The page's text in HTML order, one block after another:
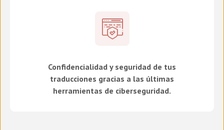
Confidencialidad y seguridad de tus
traducciones gracias a las últimas
herramientas de ciberseguridad.